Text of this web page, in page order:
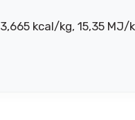
3,665 kcal/kg, 15,35 MJ/